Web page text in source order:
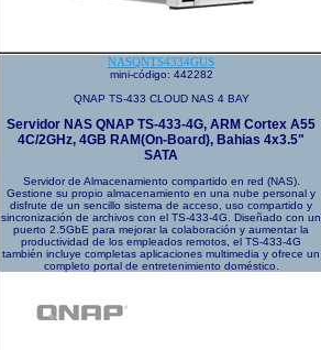
NASQNTS4334GUS
mini-código: 442282
QNAP TS-433 CLOUD NAS 4 BAY
Servidor NAS QNAP TS-433-4G, ARM Cortex A55
4C/2GHz, 4GB RAM(On-Board), Bahias 4x3.5"
SATA
Servidor de Almacenamiento compartido en red (NAS).
Gestione su propio almacenamiento en una nube personal y
disfrute de un sencillo sistema de acceso, uso compartido y
sincronización de archivos con el TS-433-4G. Diseñado con un
puerto 2.5GbE para mejorar la colaboración y aumentar la
productividad de los empleados remotos, el TS-433-4G
también incluye completas aplicaciones multimedia y ofrece un
completo portal de entretenimiento doméstico.